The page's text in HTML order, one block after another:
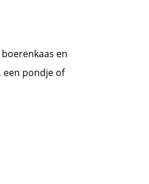
en
pondje of